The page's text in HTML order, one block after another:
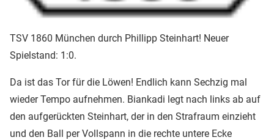
TSV 1860 München durch Phillipp Steinhart! Neuer
Spielstand: 1:0.
Da ist das Tor für die Löwen! Endlich kann Sechzig mal
wieder Tempo aufnehmen. Biankadi legt nach links ab auf
den aufgerückten Steinhart, der in den Strafraum einzieht
und den Ball per Vollspann in die rechte untere Ecke